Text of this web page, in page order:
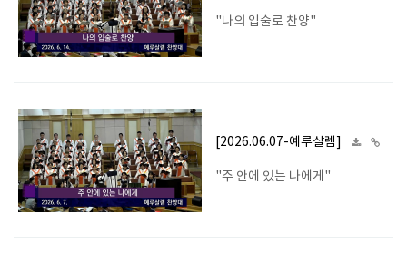
"나의 입술로 찬양"
[2026.06.07-예루살렘]
"주 안에 있는 나에게"